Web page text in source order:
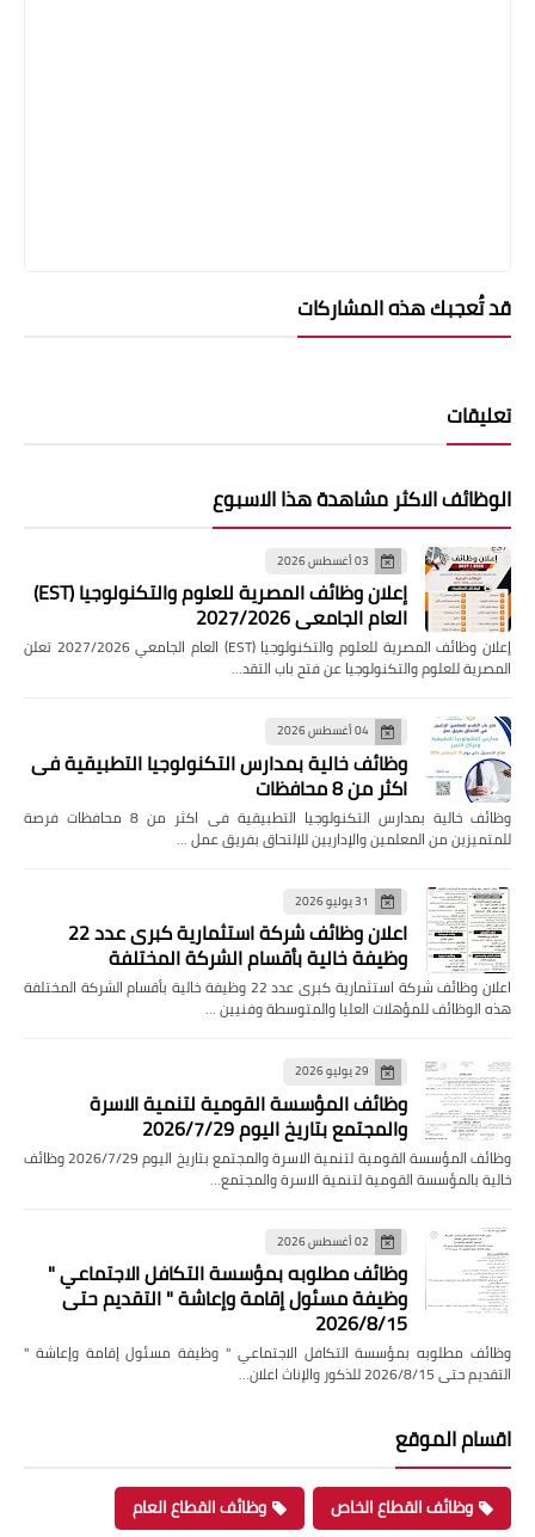
قد تُعجبك هذه المشاركات
تعليقات
الوظائف الاكثر مشاهدة هذا الاسبوع
03 أغسطس 2026
إعلان وظائف المصرية للعلوم والتكنولوجيا (EST)
العام الجامعي 2027/2026
إعلان وظائف المصرية للعلوم والتكنولوجيا (EST) العام الجامعي 2027/2026 تعلن
المصرية للعلوم والتكنولوجيا عن فتح باب التقد…
04 أغسطس 2026
وظائف خالية بمدارس التكنولوجيا التطبيقية فى
اكثر من 8 محافظات
وظائف خالية بمدارس التكنولوجيا التطبيقية فى اكثر من 8 محافظات فرصة
للمتميزين من المعلمين والإداريين للإلتحاق بفريق عمل …
31 يوليو 2026
اعلان وظائف شركة استثمارية كبرى عدد 22
وظيفة خالية بأقسام الشركة المختلفة
اعلان وظائف شركة استثمارية كبرى عدد 22 وظيفة خالية بأقسام الشركة المختلفة
هذه الوظائف للمؤهلات العليا والمتوسطة وفنيين …
29 يوليو 2026
وظائف المؤسسة القومية لتنمية الاسرة
والمجتمع بتاريخ اليوم 2026/7/29
وظائف المؤسسة القومية لتنمية الاسرة والمجتمع بتاريخ اليوم 2026/7/29 وظائف
خالية بالمؤسسة القومية لتنمية الاسرة والمجتمع…
02 أغسطس 2026
وظائف مطلوبه بمؤسسة التكافل الاجتماعي "
وظيفة مسئول إقامة وإعاشة " التقديم حتى
2026/8/15
وظائف مطلوبه بمؤسسة التكافل الاجتماعي " وظيفة مسئول إقامة وإعاشة "
التقديم حتى 2026/8/15 للذكور والإناث اعلان…
اقسام الموقع
وظائف القطاع الخاص وظائف القطاع العام